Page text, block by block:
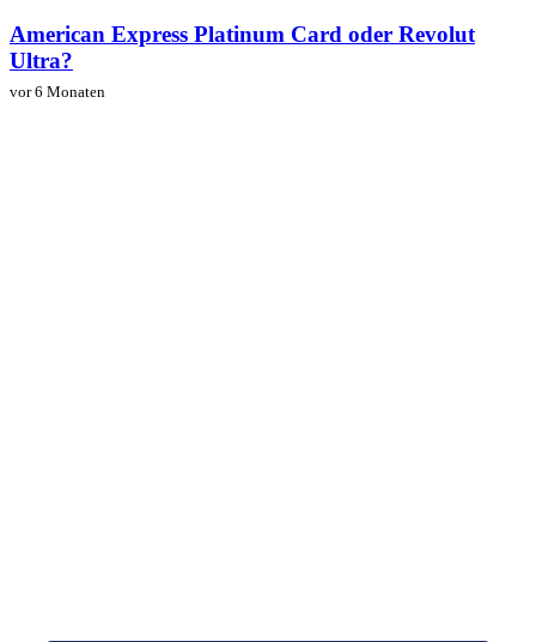
American Express Platinum Card oder Revolut
Ultra?
vor 6 Monaten